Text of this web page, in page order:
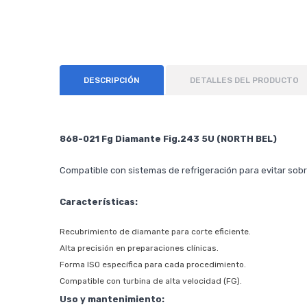
DESCRIPCIÓN DETALLES DEL PRODUCTO
868-021 Fg Diamante Fig.243 5U (NORTH BEL)
Compatible con sistemas de refrigeración para evitar
Características:
Recubrimiento de diamante para corte eficiente.
Alta precisión en preparaciones clínicas.
Forma ISO específica para cada procedimiento.
Compatible con turbina de alta velocidad (FG).
Uso y mantenimiento: